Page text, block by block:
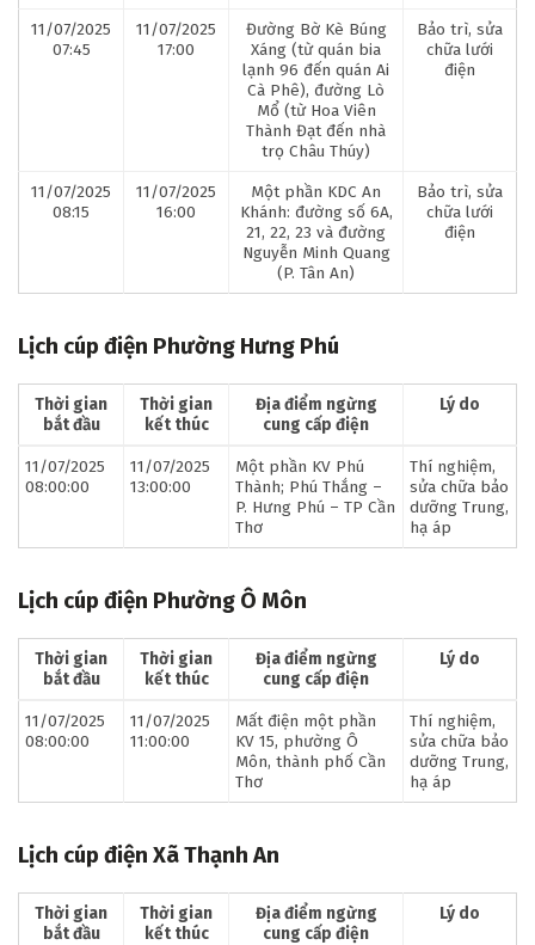
11/07/2025
07:45
11/07/2025
17:00
Đường Bờ Kè Búng
Xáng (từ quán bia
lạnh 96 đến quán Ai
Cà Phê), đường Lò
Mổ (từ Hoa Viên
Thành Đạt đến nhà
trọ Châu Thúy)
Bảo trì, sửa
chữa lưới
điện
11/07/2025
08:15
11/07/2025
16:00
Một phần KDC An
Khánh: đường số 6A,
21, 22, 23 và đường
Nguyễn Minh Quang
(P. Tân An)
Bảo trì, sửa
chữa lưới
điện
Lịch cúp điện Phường Hưng Phú
Thời gian
bắt đầu
Thời gian
kết thúc
Địa điểm ngừng
cung cấp điện
Lý do
11/07/2025
08:00:00
11/07/2025
13:00:00
Một phần KV Phú
Thành; Phú Thắng –
P. Hưng Phú – TP Cần
Thơ
Thí nghiệm,
sửa chữa bảo
dưỡng Trung,
hạ áp
Lịch cúp điện Phường Ô Môn
Thời gian
bắt đầu
Thời gian
kết thúc
Địa điểm ngừng
cung cấp điện
Lý do
11/07/2025
08:00:00
11/07/2025
11:00:00
Mất điện một phần
KV 15, phường Ô
Môn, thành phố Cần
Thơ
Thí nghiệm,
sửa chữa bảo
dưỡng Trung,
hạ áp
Lịch cúp điện Xã Thạnh An
Thời gian
bắt đầu
Thời gian
kết thúc
Địa điểm ngừng
cung cấp điện
Lý do